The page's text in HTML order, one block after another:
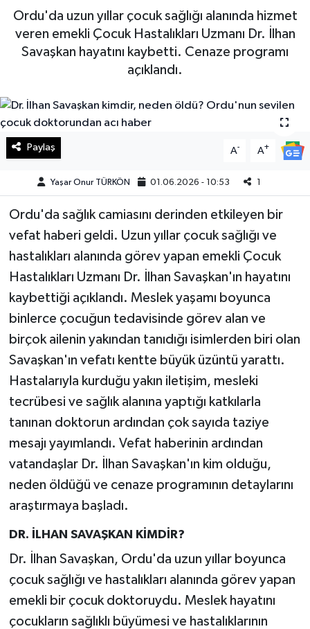
Ordu'da uzun yıllar çocuk sağlığı alanında hizmet
veren emekli Çocuk Hastalıkları Uzmanı Dr. İlhan
Savaşkan hayatını kaybetti. Cenaze programı
açıklandı.
Paylaş A- A+
Yaşar Onur TÜRKÖN 01.06.2026 - 10:53 1
Ordu'da sağlık camiasını derinden etkileyen bir
vefat haberi geldi. Uzun yıllar çocuk sağlığı ve
hastalıkları alanında görev yapan emekli Çocuk
Hastalıkları Uzmanı Dr. İlhan Savaşkan'ın hayatını
kaybettiği açıklandı. Meslek yaşamı boyunca
binlerce çocuğun tedavisinde görev alan ve
birçok ailenin yakından tanıdığı isimlerden biri olan
Savaşkan'ın vefatı kentte büyük üzüntü yarattı.
Hastalarıyla kurduğu yakın iletişim, mesleki
tecrübesi ve sağlık alanına yaptığı katkılarla
tanınan doktorun ardından çok sayıda taziye
mesajı yayımlandı. Vefat haberinin ardından
vatandaşlar Dr. İlhan Savaşkan'ın kim olduğu,
neden öldüğü ve cenaze programının detaylarını
araştırmaya başladı.
DR. İLHAN SAVAŞKAN KİMDİR?
Dr. İlhan Savaşkan, Ordu'da uzun yıllar boyunca
çocuk sağlığı ve hastalıkları alanında görev yapan
emekli bir çocuk doktoruydu. Meslek hayatını
çocukların sağlıklı büyümesi ve hastalıklarının
Haberde İnsan
Kültür Sanat
Sağlık
Spor
SürManşet
Teknoloji
Yaşam